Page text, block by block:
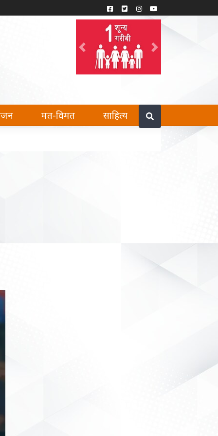
Previous
मत-विमत साहित्य